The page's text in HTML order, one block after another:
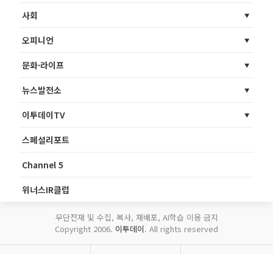
사회
오피니언
문화·라이프
뉴스발전소
이투데이TV
스페셜리포트
Channel 5
위너스IR클럽
무단전재 및 수집, 복사, 재배포, AI학습 이용 금지
Copyright 2006. 이투데이. All rights reserved